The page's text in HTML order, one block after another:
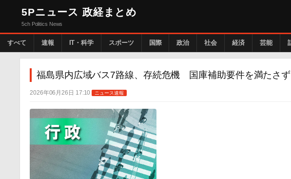
5Pニュース 政経まとめ
5ch Politics News
すべて 速報 IT・科学 スポーツ 国際 政治 社会 経済 芸能
福島県内広域バス7路線、存続危機 国庫補助要件を満たさず
2026年06月26日 17:10 ニュース速報